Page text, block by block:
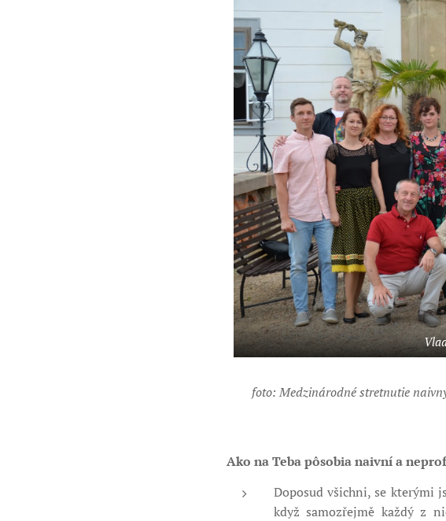
foto: Medzinárodné stretnutie
Ako na Teba pôsobia naivní a
Doposud všichni, se kterými
když samozřejmě každý z